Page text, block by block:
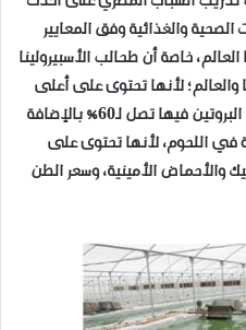
والغذائية وفق المعايير
خاصة أن طحالب الأسبيرولينا
لأنها تحتوى على أعلى
نسبة من الأوميجا 3 إلى جانب نسبة البروتين فيها تصل لـ60% بالإضافة
في اللحوم، لأنها تحتوى على
والأحماض الأمينية، وسعر الطن